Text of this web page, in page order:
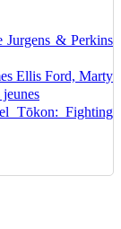
& Perkins
Ellis Ford, Marty
Tōkon: Fighting